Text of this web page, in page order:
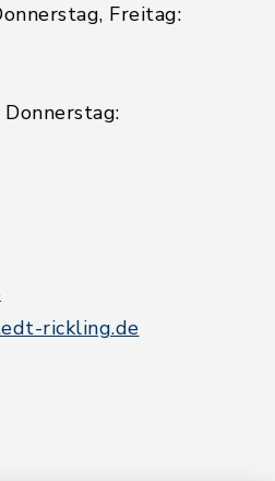
Freitag:
rickling.de